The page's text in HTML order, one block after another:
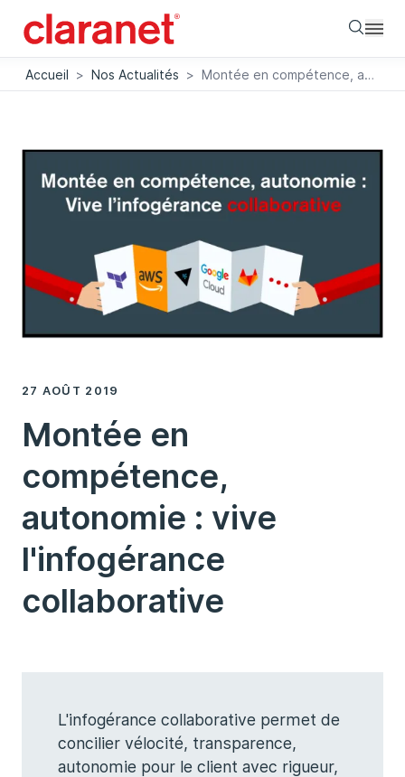
Accueil > Nos Actualités > Montée en compétence, autonomie : vive l'infogérance collaborative
27 AOÛT 2019
Montée en
compétence,
autonomie : vive
l'infogérance
collaborative
L'infogérance collaborative permet de
concilier vélocité, transparence,
autonomie pour le client avec rigueur,